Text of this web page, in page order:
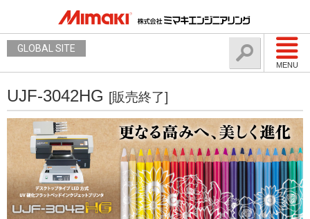
MENU
GLOBAL SITE
UJF-3042HG [販売終了]